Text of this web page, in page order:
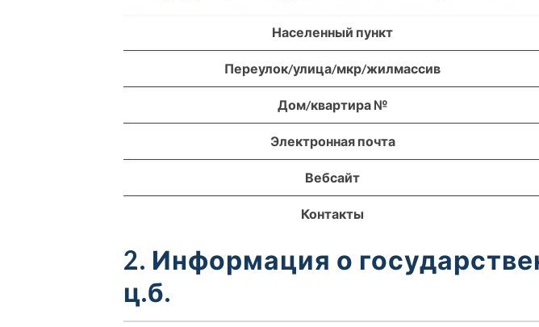
Населенный пункт
Переулок/улица/мкр/жилмассив
Дом/квартира №
Электронная почта
Вебсайт
Контакты
2. Информация о
ц.б.